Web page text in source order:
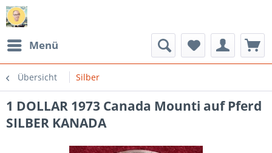
Menü
Übersicht Silber
1 DOLLAR 1973 Canada Mounti auf Pferd
SILBER KANADA